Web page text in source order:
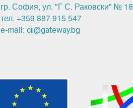
гр. София, ул. "Г С. Раковски" № 18
тел. +359 887 915 547
e-mail: cii@gateway.bg